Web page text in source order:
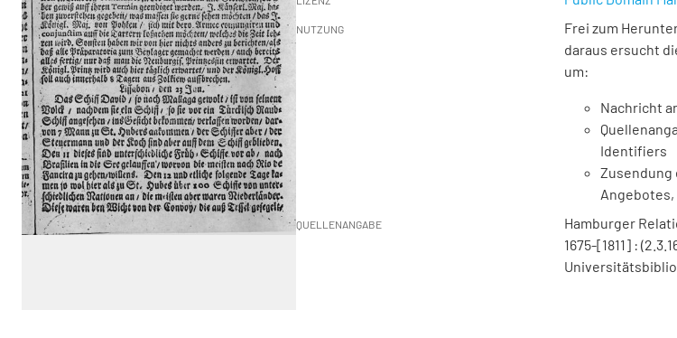
NUTZUNG
Frei zum
daraus ersucht
um:
Nachricht
Identifiers
Zusendung
Angebotes,
QUELLENANGABE
Hamburger
1675-[1811] :